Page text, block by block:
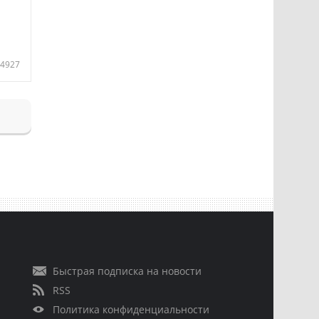
4927
Быстрая подписка на новости
RSS
Политика конфиденциальности